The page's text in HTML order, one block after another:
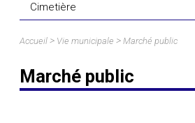
Cimetière
Accueil > Vie municipale >Marché public
Marché public